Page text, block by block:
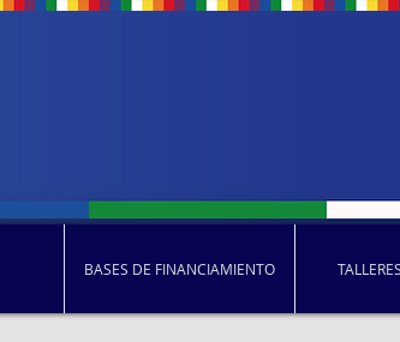
BASES DE FINANCIAMIENTO